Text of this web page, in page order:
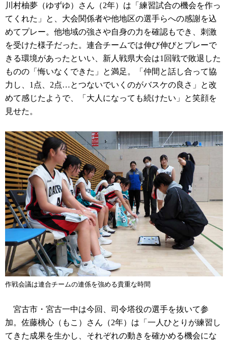
川村柚夢（ゆずゆ）さん（2年）は「練習試合の機会を作っ
てくれた」と、大会関係者や他地区の選手らへの感謝を込
めてプレー。他地域の強さや自身の力を確認もでき、刺激
を受けた様子だった。連合チームでは伸び伸びとプレーで
きる環境があったといい、新人戦県大会は1回戦で敗退した
ものの「悔いなくできた」と満足。「仲間と話し合って協
力し、1点、2点…とつないでいくのがバスケの良さ」と改
めて感じたようで、「大人になっても続けたい」と笑顔を
見せた。
作戦会議は連合チームの連係を強める貴重な時間
宮古市・宮古一中は今回、司令塔役の選手を抜いて参
加。佐藤桃心（もこ）さん（2年）は「一人ひとりが練習し
てきた成果を生かし、それぞれの動きを確かめる機会にな